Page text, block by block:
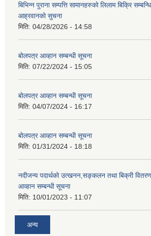
बिभिन्न पुराना सम्पत्ति सामानहरुको लिलाम बिक्रि
आह्रवानको सुचना
मिति: 04/28/2026 - 14:58
बोलपत्र आव्हान सम्बन्धी सूचना
मिति: 07/22/2024 - 15:05
बोलपत्र आव्हान सम्बन्धी सूचना
मिति: 04/07/2024 - 16:17
बोलपत्र आव्हान सम्बन्धी सूचना
मिति: 01/31/2024 - 18:18
नदीजन्य पदार्थको उत्खनन,सङ्कलन तथा बिक्री
आव्हान सम्बन्धी सूचना
मिति: 10/01/2023 - 11:07
अन्य